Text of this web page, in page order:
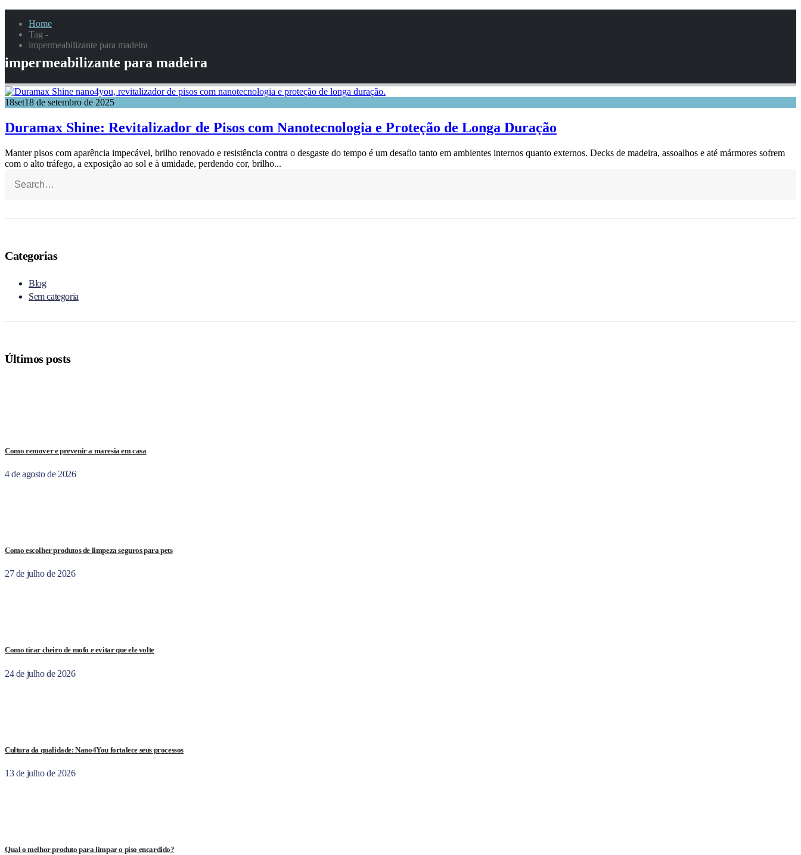
Home
Tag -
impermeabilizante para madeira
impermeabilizante para madeira
18set18 de setembro de 2025
Duramax Shine: Revitalizador de Pisos com Nanotecnologia e Proteção de Longa Duração
Manter pisos com aparência impecável, brilho renovado e resistência contra o desgaste do tempo é um desafio tanto em ambientes internos quanto externos. Decks de madeira, assoalhos e até mármores sofrem
com o alto tráfego, a exposição ao sol e à umidade, perdendo cor, brilho...
Categorias
Blog
Sem categoria
Últimos posts
Como remover e prevenir a maresia em casa
4 de agosto de 2026
Como escolher produtos de limpeza seguros para pets
27 de julho de 2026
Como tirar cheiro de mofo e evitar que ele volte
24 de julho de 2026
Cultura da qualidade: Nano4You fortalece seus processos
13 de julho de 2026
Qual o melhor produto para limpar o piso encardido?